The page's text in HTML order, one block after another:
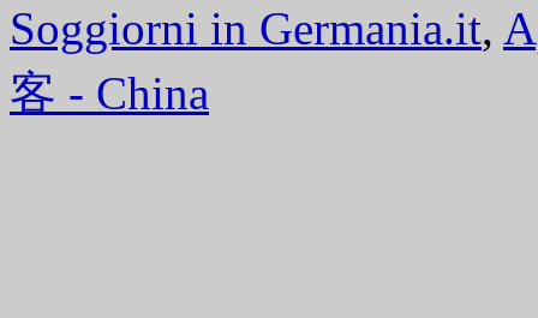
Soggiorni in Germania.it,
客 - China